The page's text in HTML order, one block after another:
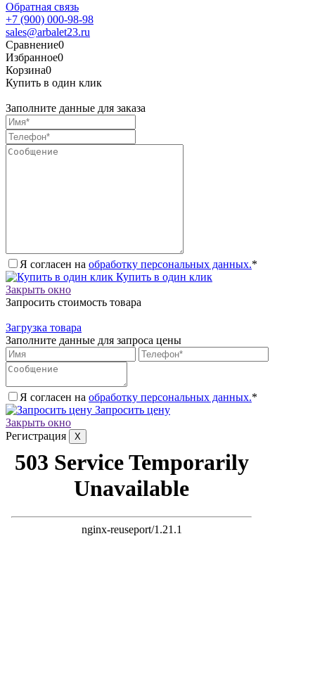
Обратная связь
+7 (900) 000-98-98
sales@arbalet23.ru
Сравнение0
Избранное0
Корзина0
Купить в один клик
Заполните данные для заказа
Я согласен на обработку персональных данных.*
Купить в один клик
Закрыть окно
Запросить стоимость товара
Загрузка товара
Заполните данные для запроса цены
Я согласен на обработку персональных данных.*
Запросить цену
Закрыть окно
Регистрация
X